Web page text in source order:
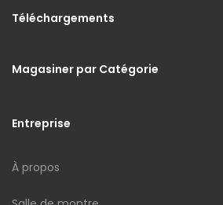
Téléchargements
Magasiner par Catégorie
Entreprise
À propos